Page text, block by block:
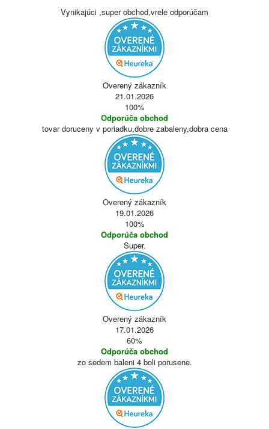
Vynikajúci ,super obchod,vrele odporúčam
Overený zákazník
21.01.2026
100%
Odporúča obchod
tovar doruceny v poriadku,dobre zabaleny,dobra cena
Overený zákazník
19.01.2026
100%
Odporúča obchod
Super.
Overený zákazník
17.01.2026
60%
Odporúča obchod
zo sedem baleni 4 boli porusene.